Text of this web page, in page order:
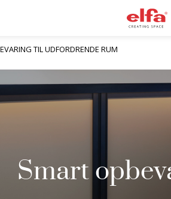
TIL UDFORDRENDE RUM
Smart